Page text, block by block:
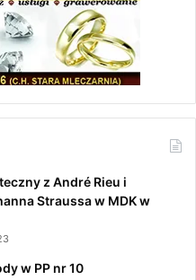
z André Rieu i
Straussa w MDK w
w PP nr 10